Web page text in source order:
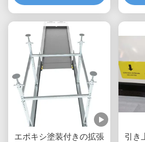
エポキシ塗装付きの拡張
引き